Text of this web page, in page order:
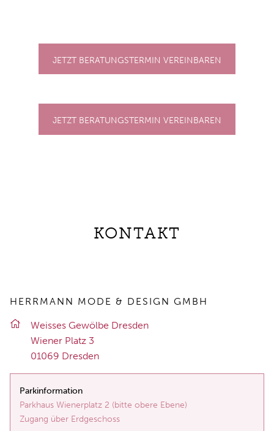
JETZT BERATUNGSTERMIN VEREINBAREN
JETZT BERATUNGSTERMIN VEREINBAREN
KONTAKT
HERRMANN MODE & DESIGN GMBH
Weis­ses Ge­wöl­be Dres­den
Wie­ner Platz 3
01069 Dres­den
Parkinformation
Parkhaus Wienerplatz 2 (bitte obere Ebene)
Zugang über Erdgeschoss